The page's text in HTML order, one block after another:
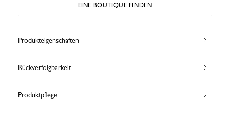
EINE BOUTIQUE FINDEN
Produkteigenschaften
Rückverfolgbarkeit
Produktpflege